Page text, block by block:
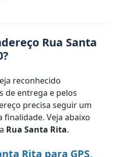
Rua Santa
reconhecido
de entrega e pelos
precisa seguir um
finalidade. Veja abaixo
Rua Santa Rita.
Rita para GPS,